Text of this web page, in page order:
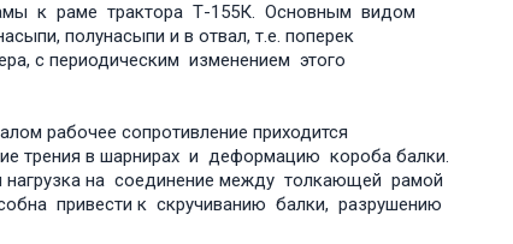
к раме трактора Т-155К. Основным видом
полунасыпи и в отвал, т.е. поперек
с периодическим изменением этого
рабочее сопротивление приходится
трения в шарнирах и деформацию короба балки.
нагрузка на соединение между толкающей рамой
привести к скручиванию балки, разрушению